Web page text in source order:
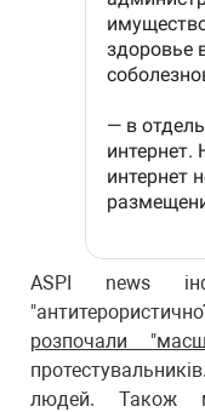
ASPI news
розпочали
людей. Також